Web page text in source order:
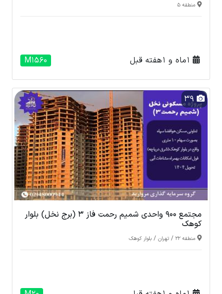
منطقه 5
M1560
مجتمع 900 واحدی شمیم رحمت فاز 3 (برج نخل) بلوار
کوهک
منطقه 22 / تهران / بلوار کوهک